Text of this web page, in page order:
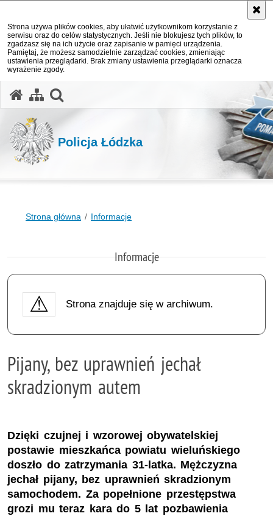
Strona używa plików cookies, aby ułatwić użytkownikom korzystanie z
serwisu oraz do celów statystycznych. Jeśli nie blokujesz tych plików, to
zgadzasz się na ich użycie oraz zapisanie w pamięci urządzenia.
Pamiętaj, że możesz samodzielnie zarządzać cookies, zmieniając
ustawienia przeglądarki. Brak zmiany ustawienia przeglądarki oznacza
wyrażenie zgody.
Policja Łódzka
Strona główna Informacje
Informacje
Strona znajduje się w archiwum.
Pijany, bez uprawnień jechał
skradzionym autem
Dzięki czujnej i wzorowej obywatelskiej
postawie mieszkańca powiatu wieluńskiego
doszło do zatrzymania 31-latka. Mężczyzna
jechał pijany, bez uprawnień skradzionym
samochodem. Za popełnione przestępstwa
grozi mu teraz kara do 5 lat pozbawienia